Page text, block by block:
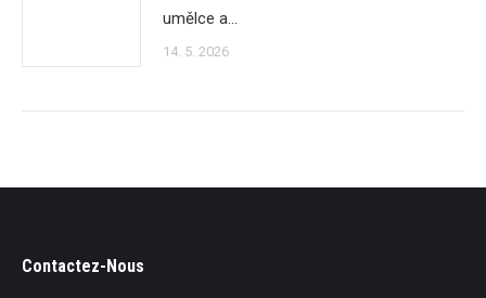
umělce a…
14. 5. 2026
Contactez-Nous